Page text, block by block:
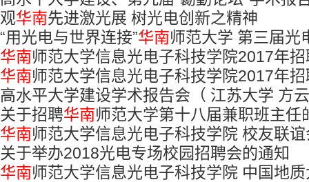
水玲玲教授）
观华南先进激光展 树光电创新之精神
“用光电与世界连接”华南师范大学 第三届光
通告
华南师范大学信息光电子科技学院2017年
通知
华南师范大学信息光电子科技学院2017年
通知
高水平大学建设学术报告会（ 江苏大学 方
关于招聘华南师范大学第十八届兼职班主任
华南师范大学信息光电子科技学院 校友联
关于举办2018光电专场校园招聘会的通知
华南师范大学信息光电子科技学院 中国地